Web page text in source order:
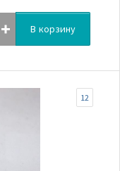
В корзину
12